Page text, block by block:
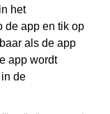
het
de app en tik op
als de app
app wordt
de